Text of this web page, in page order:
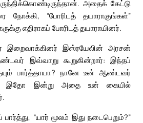
அதைக் கேட்டு
“போரிடத் தயாராகுங்கள்”
எதிராகப் போரிடத் தயாராயினர்.
இறைவாக்கினர் இஸ்ரயேலின் அரசன்
இவ்வாறு கூறுகின்றார்: இந்தப்
பார்த்தாயா? நானே உன் ஆண்டவர்
இதோ இன்று அதை உன் கையில்
“யார் மூலம் இது நடைபெறும்?”